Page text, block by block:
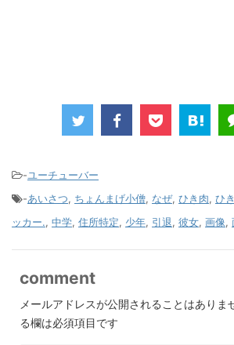
-ユーチューバー
-あいさつ, ちょんまげ小僧, なぜ, ひき肉, ひ
ッカー., 中学, 住所特定, 少年, 引退, 彼女, 画像,
comment
メールアドレスが公開されることはありま
る欄は必須項目です